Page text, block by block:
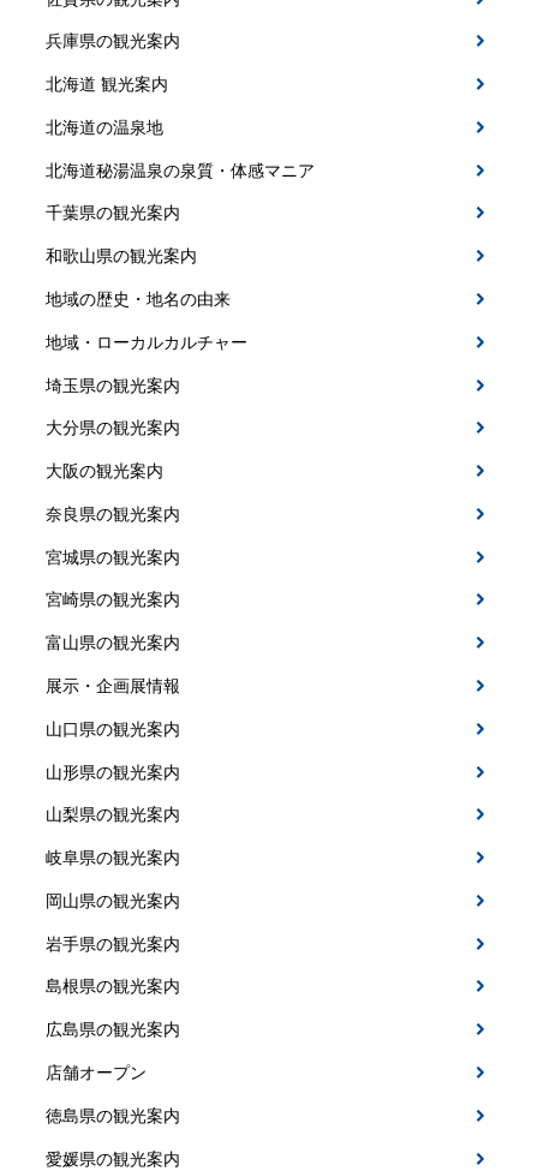
兵庫県の観光案内
北海道 観光案内
北海道の温泉地
北海道秘湯温泉の泉質・体感マニア
千葉県の観光案内
和歌山県の観光案内
地域の歴史・地名の由来
地域・ローカルカルチャー
埼玉県の観光案内
大分県の観光案内
大阪の観光案内
奈良県の観光案内
宮城県の観光案内
宮崎県の観光案内
富山県の観光案内
展示・企画展情報
山口県の観光案内
山形県の観光案内
山梨県の観光案内
岐阜県の観光案内
岡山県の観光案内
岩手県の観光案内
島根県の観光案内
広島県の観光案内
店舗オープン
徳島県の観光案内
愛媛県の観光案内